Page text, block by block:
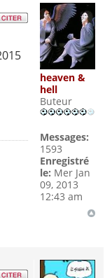
heaven &
hell
Buteur
Messages:
1593
Enregistré
le: Mer Jan
09, 2013
12:43 am